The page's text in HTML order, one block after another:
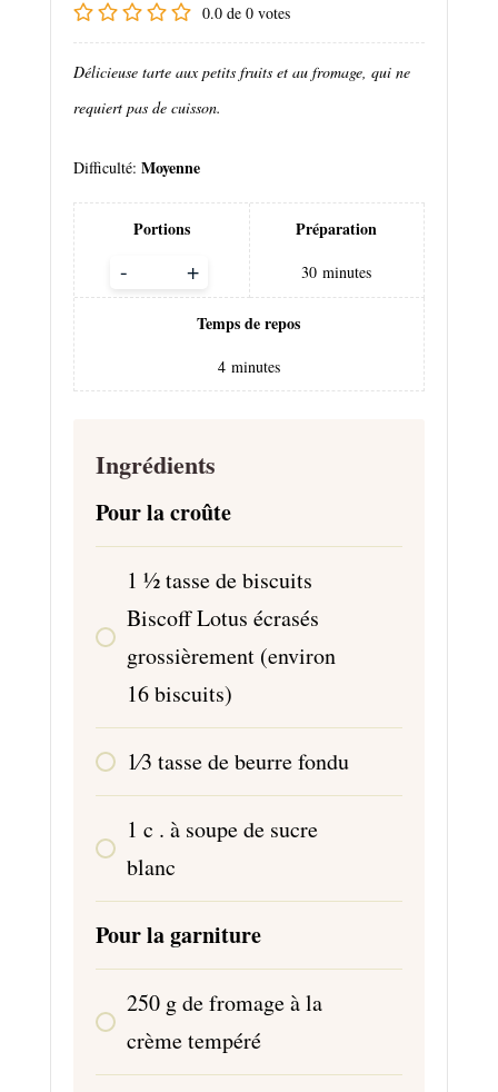
0.0de 0votes
Délicieuse tarte aux petits fruits et au fromage, qui ne
requiert pas de cuisson.
Difficulté: Moyenne
Portions
Adjust
servings
+
-
Préparation
30 minutes
Temps de repos
4 minutes
Ingrédients
Pour la croûte
1 1⁄2tasse de biscuits
Biscoff Lotus écrasés
grossièrement (environ
16 biscuits)
1⁄3 tasse de beurre fondu
1 c . à soupe de sucre
blanc
Pour la garniture
250 gde fromage à la
crème tempéré